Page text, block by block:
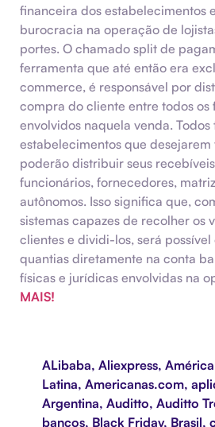
financeira dos estabelecimentos
burocracia na operação de
portes. O chamado split de
ferramenta que até então era
commerce, é responsável por
compra do cliente entre todos os
envolvidos naquela venda. Todos
estabelecimentos que
poderão distribuir seus
funcionários, fornecedores,
autônomos. Isso significa que,
sistemas capazes de recolher os
clientes e dividi-los, será
quantias diretamente na conta
físicas e jurídicas envolvidas na
MAIS!
ALibaba, Aliexpress,
Latina, Americanas.com,
Argentina, Auditto, Auditto
bancos, Black Friday, Brasil,